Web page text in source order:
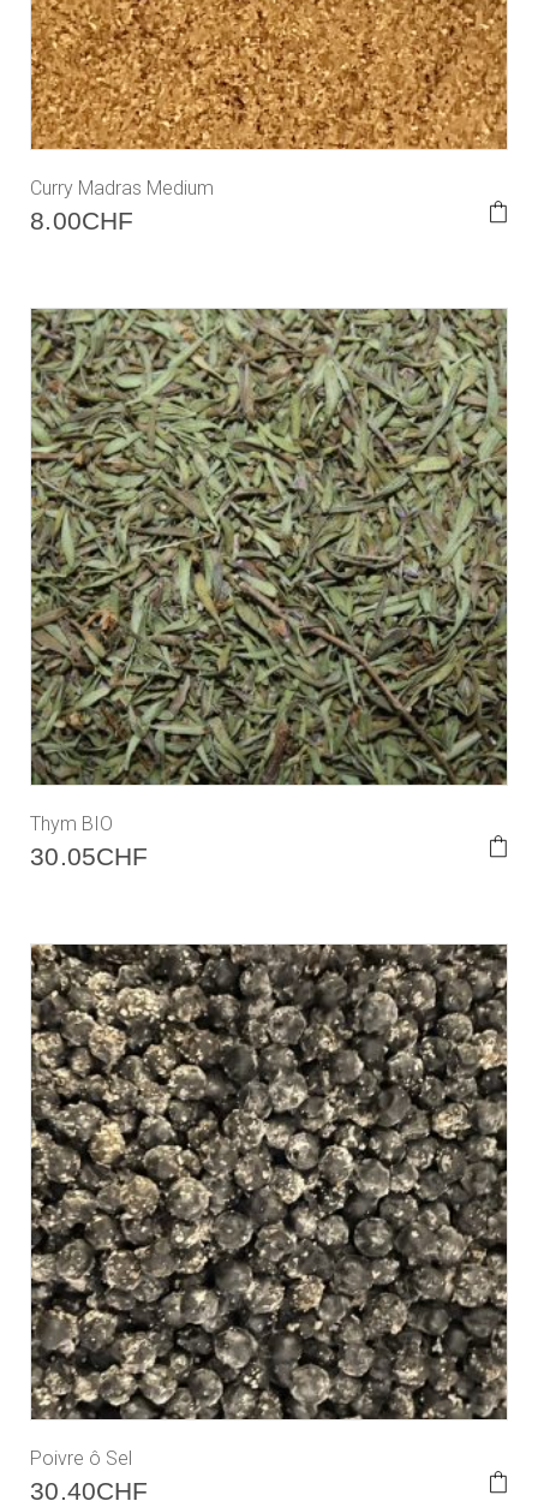
Curry Madras Medium
8.00CHF
Thym BIO
30.05CHF
Poivre ô Sel
30.40CHF